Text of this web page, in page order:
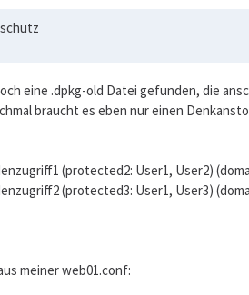
eine .dpkg-old Datei gefunden, die
braucht es eben nur einen
(protected2: User1, User2)
(protected3: User1, User3)
meiner web01.conf: